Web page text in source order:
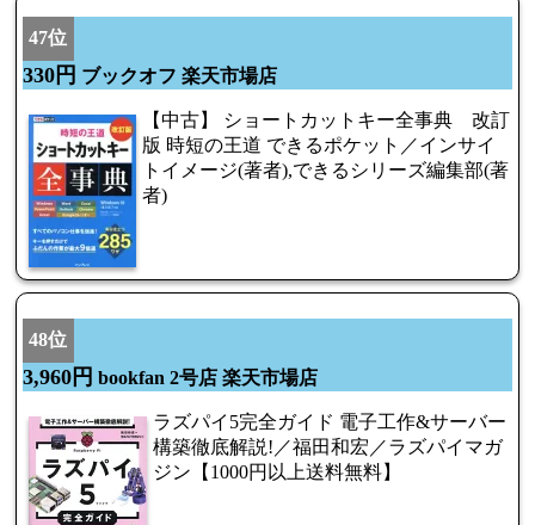
47位
330円 ブックオフ 楽天市場店
【中古】 ショートカットキー全事典 改訂
版 時短の王道 できるポケット／インサイ
トイメージ(著者),できるシリーズ編集部(著
者)
48位
3,960円 bookfan 2号店 楽天市場店
ラズパイ5完全ガイド 電子工作&サーバー
構築徹底解説!／福田和宏／ラズパイマガ
ジン【1000円以上送料無料】